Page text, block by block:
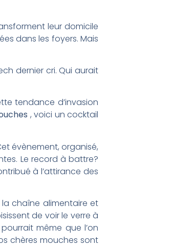
leur domicile
dans les foyers. Mais
dernier cri. Qui aurait
tendance d’invasion
, voici un cocktail
évènement, organisé,
Le record à battre?
à l’attirance des
chaîne alimentaire et
de voir le verre à
même que l’on
chères mouches sont